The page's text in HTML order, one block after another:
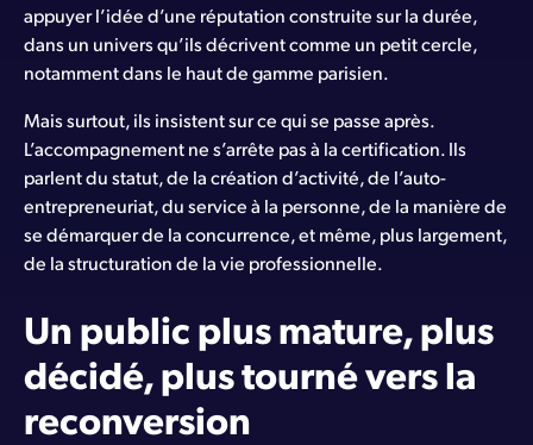
appuyer l’idée d’une réputation construite sur la durée,
dans un univers qu’ils décrivent comme un petit cercle,
notamment dans le haut de gamme parisien.
Mais surtout, ils insistent sur ce qui se passe après.
L’accompagnement ne s’arrête pas à la certification. Ils
parlent du statut, de la création d’activité, de l’auto-
entrepreneuriat, du service à la personne, de la manière de
se démarquer de la concurrence, et même, plus largement,
de la structuration de la vie professionnelle.
Un public plus mature, plus
décidé, plus tourné vers la
reconversion